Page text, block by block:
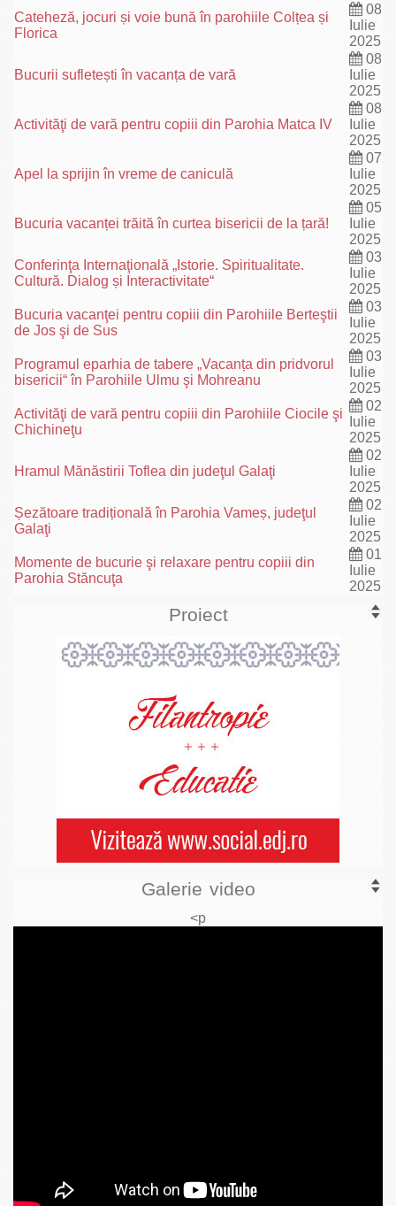
Cateheză, jocuri și voie bună în parohiile Colțea și
Florica
08
Iulie
2025
Bucurii sufletești în vacanța de vară
08
Iulie
2025
Activităţi de vară pentru copiii din Parohia Matca IV
08
Iulie
2025
Apel la sprijin în vreme de caniculă
07
Iulie
2025
Bucuria vacanței trăită în curtea bisericii de la țară!
05
Iulie
2025
Conferinţa Internaţională „Istorie. Spiritualitate.
Cultură. Dialog și Interactivitate“
03
Iulie
2025
Bucuria vacanţei pentru copiii din Parohiile Berteştii
de Jos şi de Sus
03
Iulie
2025
Programul eparhia de tabere „Vacanța din pridvorul
bisericii“ în Parohiile Ulmu şi Mohreanu
03
Iulie
2025
Activităţi de vară pentru copiii din Parohiile Ciocile şi
Chichineţu
02
Iulie
2025
Hramul Mănăstirii Toflea din judeţul Galaţi
02
Iulie
2025
Șezătoare tradițională în Parohia Vameș, judeţul
Galaţi
02
Iulie
2025
Momente de bucurie şi relaxare pentru copiii din
Parohia Stăncuţa
01
Iulie
2025
Proiect
Galerie video
<p